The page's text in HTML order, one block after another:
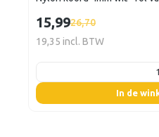
15,9926,70
19,35 incl. BTW
In de